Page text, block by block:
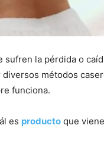
sufren la pérdida o
métodos
funciona.
es producto que